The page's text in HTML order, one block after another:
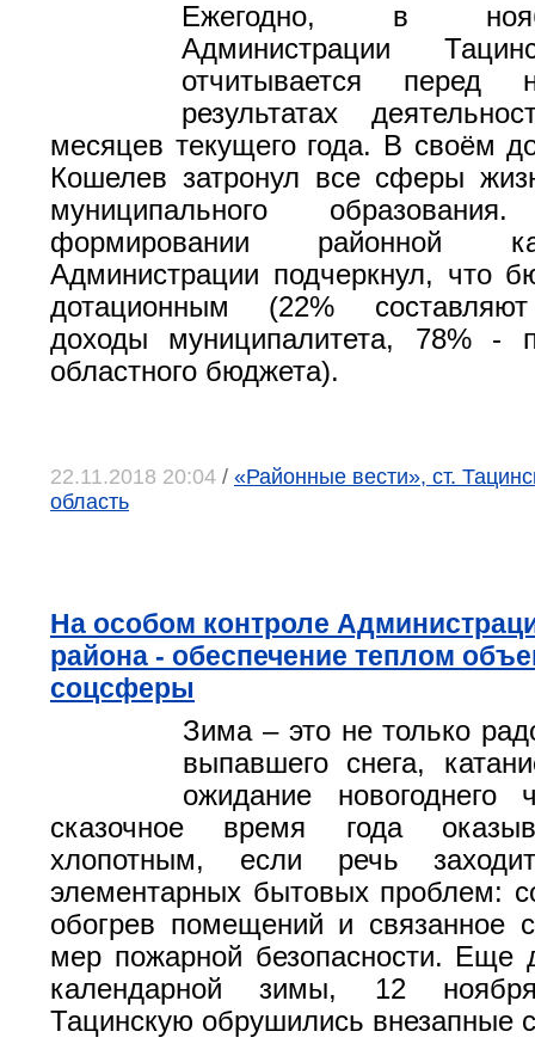
Ежегодно, в
Администрации
отчитывается перед
результатах
месяцев текущего года. В своём
Кошелев затронул все сферы
муниципального
формировании районной
Администрации подчеркнул, что
дотационным (22%
доходы муниципалитета, 78% -
областного бюджета).
22.11.2018 20:04 / «Районные вести», ст.
область
На особом контроле
района - обеспечение теплом
соцсферы
Зима – это не только
выпавшего снега,
ожидание
сказочное время года
хлопотным, если речь
элементарных бытовых проблем:
обогрев помещений и связанное
мер пожарной безопасности. Еще
календарной зимы, 12
Тацинскую обрушились внезапные